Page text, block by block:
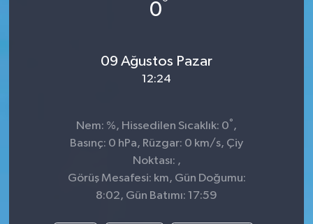
0°
09 Ağustos Pazar
12:24
Nem: %, Hissedilen Sıcaklık: 0° ,
Basınç: 0 hPa, Rüzgar: 0 km/s, Çiy
Noktası: ,
Görüş Mesafesi: km, Gün Doğumu:
8:02, Gün Batımı: 17:59